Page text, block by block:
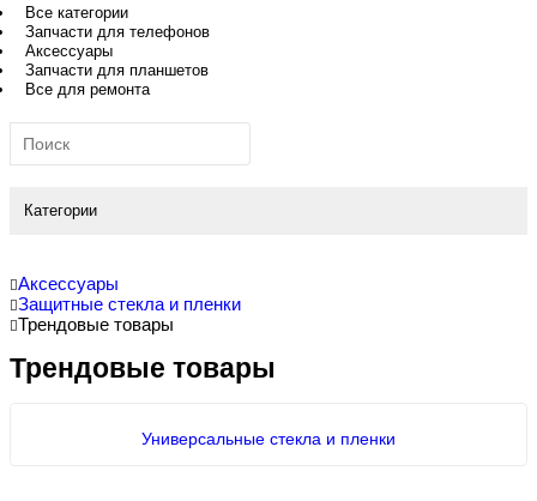
Все категории
Запчасти для телефонов
Аксессуары
Запчасти для планшетов
Все для ремонта
Категории
Аксессуары
Защитные стекла и пленки
Трендовые товары
Трендовые товары
Универсальные стекла и пленки